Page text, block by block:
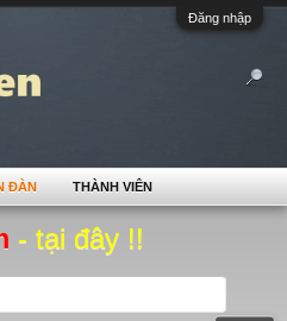
Đăng nhập
- tại đây !!
ĐÀN THÀNH VIÊN